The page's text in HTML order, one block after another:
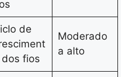
de
dos fios
Moderado
a alto